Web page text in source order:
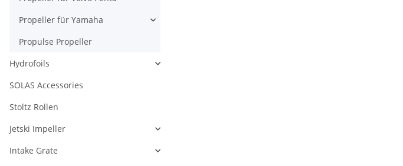
Propeller für Yamaha
Propulse Propeller
Hydrofoils
SOLAS Accessories
Stoltz Rollen
Jetski Impeller
Intake Grate